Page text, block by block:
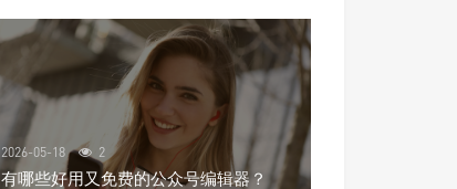
2026-05-18 2
有哪些好用又免费的公众号编辑器？